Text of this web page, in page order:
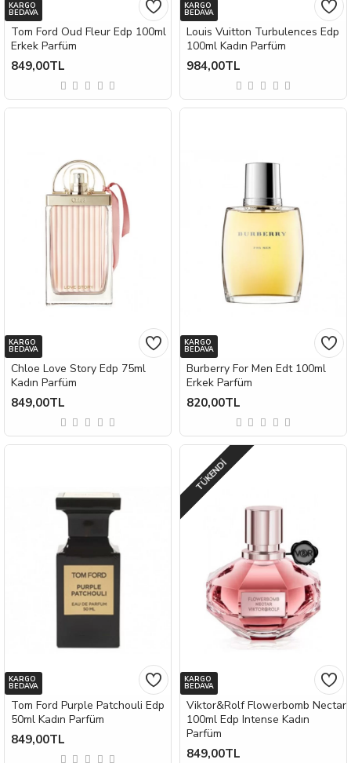
KARGO
BEDAVA
Tom Ford Oud Fleur Edp 100ml
Erkek Parfüm
849,00TL
KARGO
BEDAVA
Louis Vuitton Turbulences Edp
100ml Kadın Parfüm
984,00TL
KARGO
BEDAVA
Chloe Love Story Edp 75ml
Kadın Parfüm
849,00TL
KARGO
BEDAVA
Burberry For Men Edt 100ml
Erkek Parfüm
820,00TL
KARGO
BEDAVA
Tom Ford Purple Patchouli Edp
50ml Kadın Parfüm
849,00TL
KARGO
BEDAVA
TÜKENDI
Viktor&Rolf Flowerbomb Nectar
100ml Edp Intense Kadın
Parfüm
849,00TL